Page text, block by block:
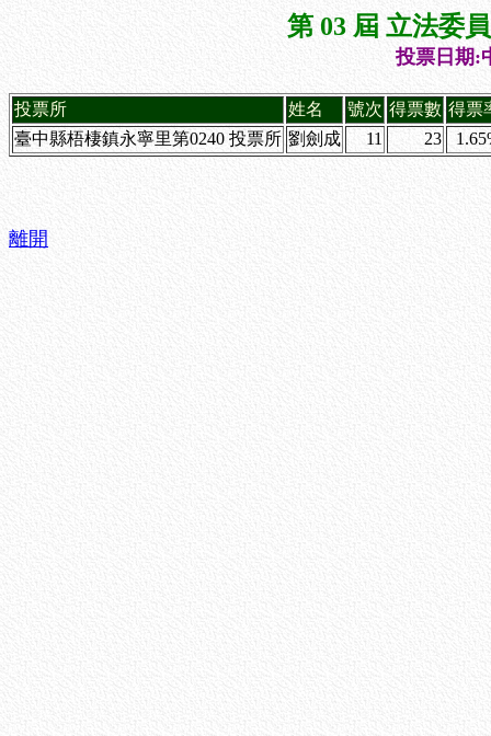
第 03 屆 立法委
投票日期:
投票所 姓名 號次 得票數 得票
臺中縣梧棲鎮永寧里第0240 投票所 劉劍成 11 23
離開